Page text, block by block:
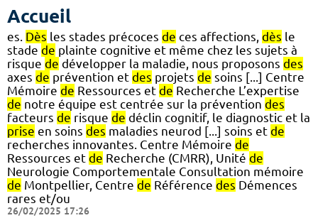
Accueil
es. Dès les stades précoces de ces affections, dès le
stade de plainte cognitive et même chez les sujets à
risque de développer la maladie, nous proposons des
axes de prévention et des projets de soins [...] Centre
Mémoire de Ressources et de Recherche L’expertise
de notre équipe est centrée sur la prévention des
facteurs de risque de déclin cognitif, le diagnostic et la
prise en soins des maladies neurod [...] soins et de
recherches innovantes. Centre Mémoire de
Ressources et de Recherche (CMRR), Unité de
Neurologie Comportementale Consultation mémoire
de Montpellier, Centre de Référence des Démences
rares et/ou
26/02/2025 17:26